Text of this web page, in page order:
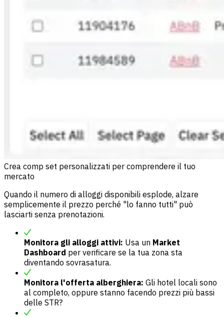
Crea comp set personalizzati per comprendere il tuo
mercato
Quando il numero di alloggi disponibili esplode, alzare
semplicemente il prezzo perché "lo fanno tutti" può
lasciarti senza prenotazioni.
Monitora gli alloggi attivi: Usa un Market
Dashboard per verificare se la tua zona sta
diventando sovrasatura.
Monitora l'offerta alberghiera: Gli hotel locali sono
al completo, oppure stanno facendo prezzi più bassi
delle STR?